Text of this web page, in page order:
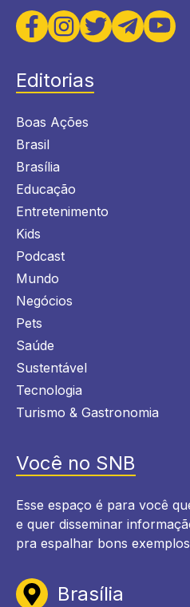
Editorias
Boas Ações
Brasil
Brasília
Educação
Entretenimento
Kids
Podcast
Mundo
Negócios
Pets
Saúde
Sustentável
Tecnologia
Turismo & Gastronomia
Você no SNB
Esse espaço é para você
e quer disseminar
pra espalhar bons
Brasília